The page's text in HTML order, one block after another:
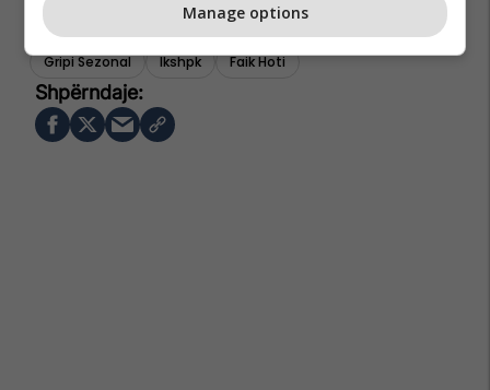
Gripi Sezonal Ikshpk Faik Hoti
Manage options